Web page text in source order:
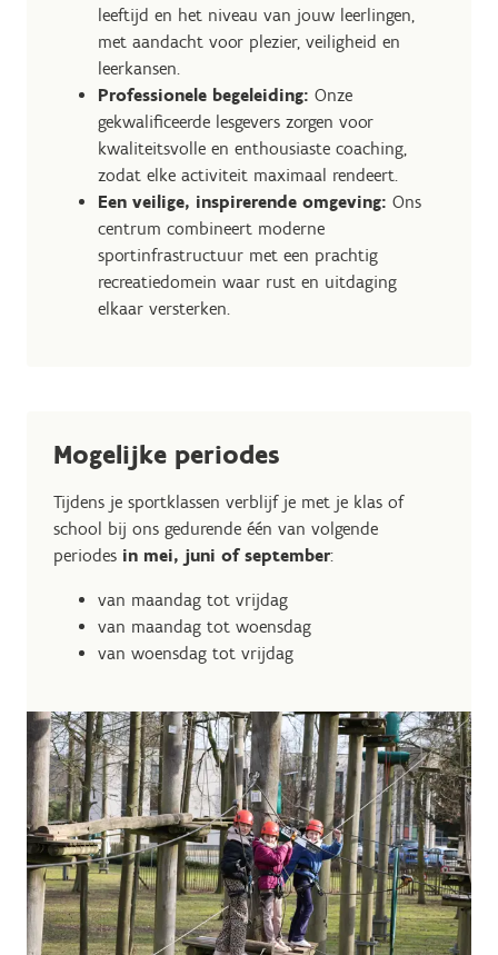
leeftijd en het niveau van jouw leerlingen,
met aandacht voor plezier, veiligheid en
leerkansen.
Professionele begeleiding: Onze
gekwalificeerde lesgevers zorgen voor
kwaliteitsvolle en enthousiaste coaching,
zodat elke activiteit maximaal rendeert.
Een veilige, inspirerende omgeving: Ons
centrum combineert moderne
sportinfrastructuur met een prachtig
recreatiedomein waar rust en uitdaging
elkaar versterken.
Mogelijke periodes
Tijdens je sportklassen verblijf je met je klas of
school bij ons gedurende één van volgende
periodes in mei, juni of september:
van maandag tot vrijdag
van maandag tot woensdag
van woensdag tot vrijdag